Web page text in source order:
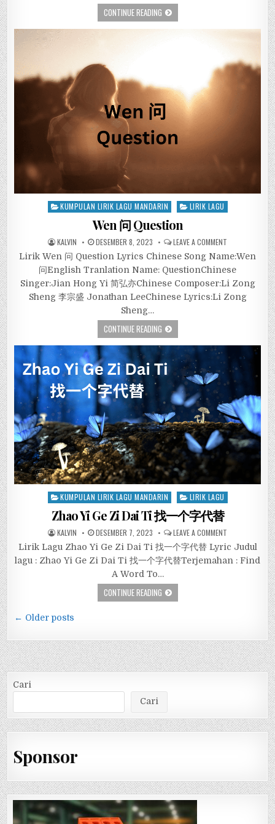
CONTINUE READING
Posted
KUMPULAN LIRIK LAGU MANDARIN LIRIK LAGU
Wen 问 Question
KALVIN DESEMBER 8, 2023 LEAVE A COMMENT
Lirik Wen 问 Question Lyrics Chinese Song Name:Wen
问English Tranlation Name: QuestionChinese
Singer:Jian Hong Yi 简弘亦Chinese Composer:Li Zong
Sheng 李宗盛 Jonathan LeeChinese Lyrics:Li Zong
Sheng…
CONTINUE READING
Posted
in
KUMPULAN LIRIK LAGU MANDARIN LIRIK LAGU
Zhao Yi Ge Zi Dai Ti 找一个字代替
KALVIN DESEMBER 7, 2023 LEAVE A COMMENT
Lirik Lagu Zhao Yi Ge Zi Dai Ti 找一个字代替 Lyric Judul
lagu : Zhao Yi Ge Zi Dai Ti 找一个字代替Terjemahan : Find
A Word To…
CONTINUE READING
Navigasi
pos
← Older posts
Cari
Cari
Sponsor